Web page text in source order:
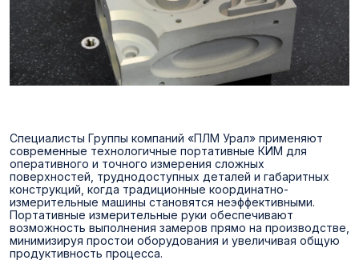
Специалисты Группы компаний «ПЛМ Урал» применяют
современные технологичные портативные КИМ для
оперативного и точного измерения сложных
поверхностей, труднодоступных деталей и габаритных
конструкций, когда традиционные координатно-
измерительные машины становятся неэффективными.
Портативные измерительные руки обеспечивают
возможность выполнения замеров прямо на производстве,
минимизируя простои оборудования и увеличивая общую
продуктивность процесса.